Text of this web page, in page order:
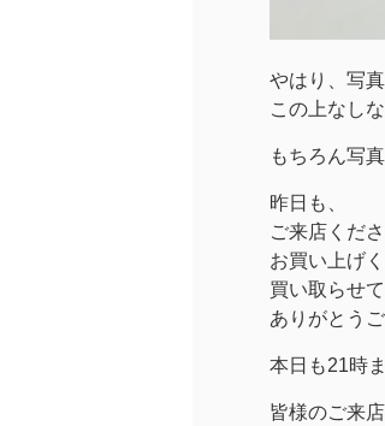
やはり、写
この上なし
もちろん写
昨日も、
ご来店くだ
お買い上げ
買い取らせ
ありがとう
本日も21時
皆様のご来